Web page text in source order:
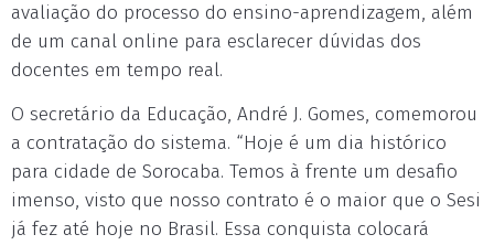
avaliação do processo do ensino-aprendizagem, além
de um canal online para esclarecer dúvidas dos
docentes em tempo real.
O secretário da Educação, André J. Gomes, comemorou
a contratação do sistema. “Hoje é um dia histórico
para cidade de Sorocaba. Temos à frente um desafio
imenso, visto que nosso contrato é o maior que o Sesi
já fez até hoje no Brasil. Essa conquista colocará